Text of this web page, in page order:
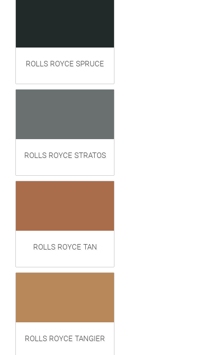
ROLLS ROYCE SPRUCE
ROLLS ROYCE STRATOS
ROLLS ROYCE TAN
ROLLS ROYCE TANGIER